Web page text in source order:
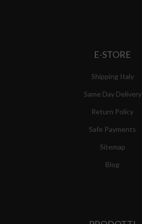
E-STORE
Shipping Italy
Same Day Delivery
Return Policy
Safe Payments
Sitemap
Blog